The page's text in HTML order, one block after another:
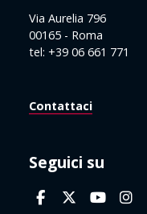
Via Aurelia 796
00165 - Roma
tel: +39 06 661 771
Contattaci
Seguici su